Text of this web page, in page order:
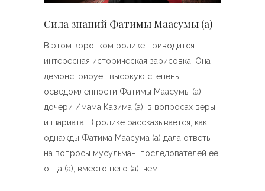
Сила знаний Фатимы Маасумы (а)
В этом коротком ролике приводится
интересная историческая зарисовка. Она
демонстрирует высокую степень
осведомленности Фатимы Маасумы (а),
дочери Имама Казима (а), в вопросах веры
и шариата. В ролике рассказывается, как
однажды Фатима Маасума (а) дала ответы
на вопросы мусульман, последователей ее
отца (а), вместо него (а), чем